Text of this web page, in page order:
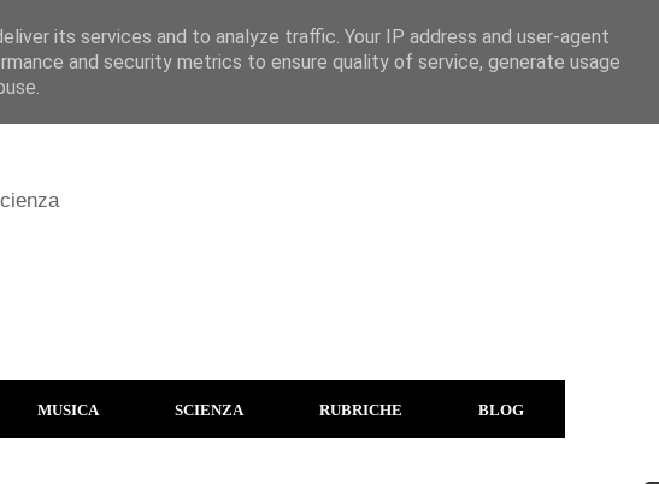
MUSICA SCIENZA RUBRICHE BLOG
its services and to analyze traffic. Your IP address and user-agent
and security metrics to ensure quality of service, generate usage